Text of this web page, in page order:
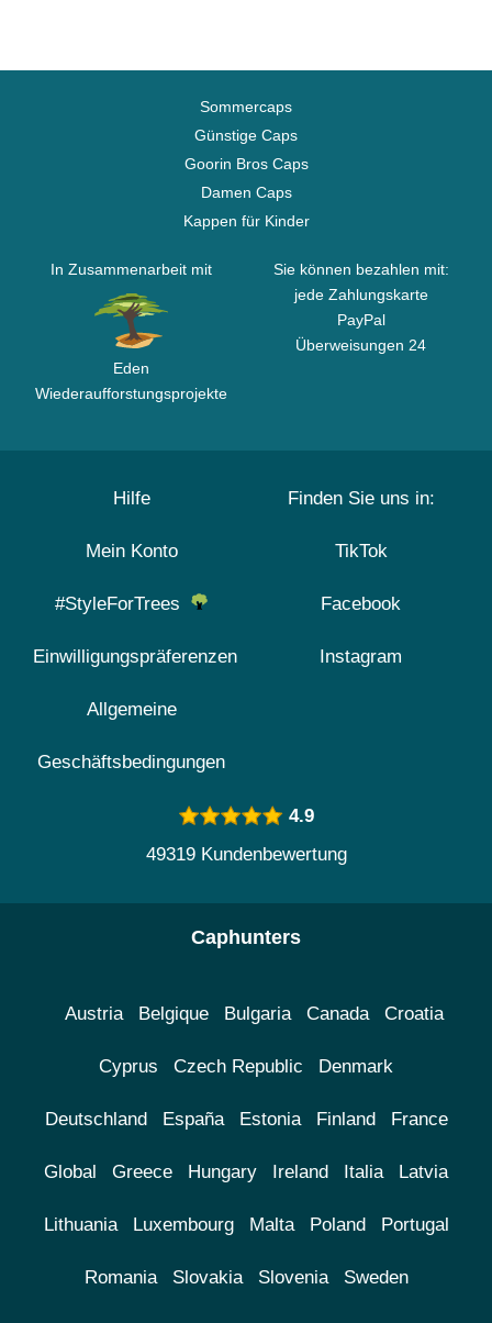
Sommercaps
Günstige Caps
Goorin Bros Caps
Damen Caps
Kappen für Kinder
In Zusammenarbeit mit
Eden
Wiederaufforstungsprojekte
Sie können bezahlen mit:
jede Zahlungskarte
PayPal
Überweisungen 24
Hilfe
Mein Konto
#StyleForTrees
Einwilligungspräferenzen
Allgemeine
Geschäftsbedingungen
Finden Sie uns in:
TikTok
Facebook
Instagram
4.9
49319 Kundenbewertung
Caphunters
Austria Belgique Bulgaria Canada Croatia
Cyprus Czech Republic Denmark
Deutschland España Estonia Finland France
Global Greece Hungary Ireland Italia Latvia
Lithuania Luxembourg Malta Poland Portugal
Romania Slovakia Slovenia Sweden